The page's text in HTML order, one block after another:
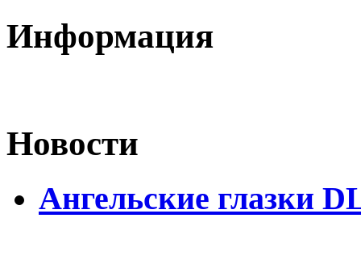
Информация
Новости
Ангельские глазки